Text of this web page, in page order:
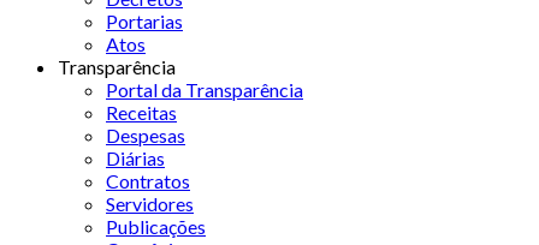
Portarias
Atos
Transparência
Portal da Transparência
Receitas
Despesas
Diárias
Contratos
Servidores
Publicações